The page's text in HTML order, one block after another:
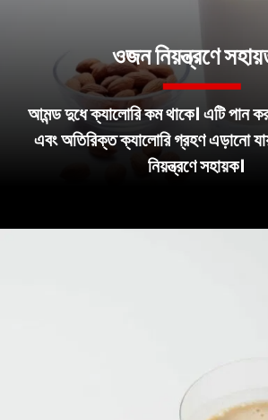
আমন্ড দুধে ক্যালোরি কম থাকে। এটি পান
এবং অতিরিক্ত ক্যালোরি গ্রহণ এড়ানো
ওজন নিয়ন্ত্রণে